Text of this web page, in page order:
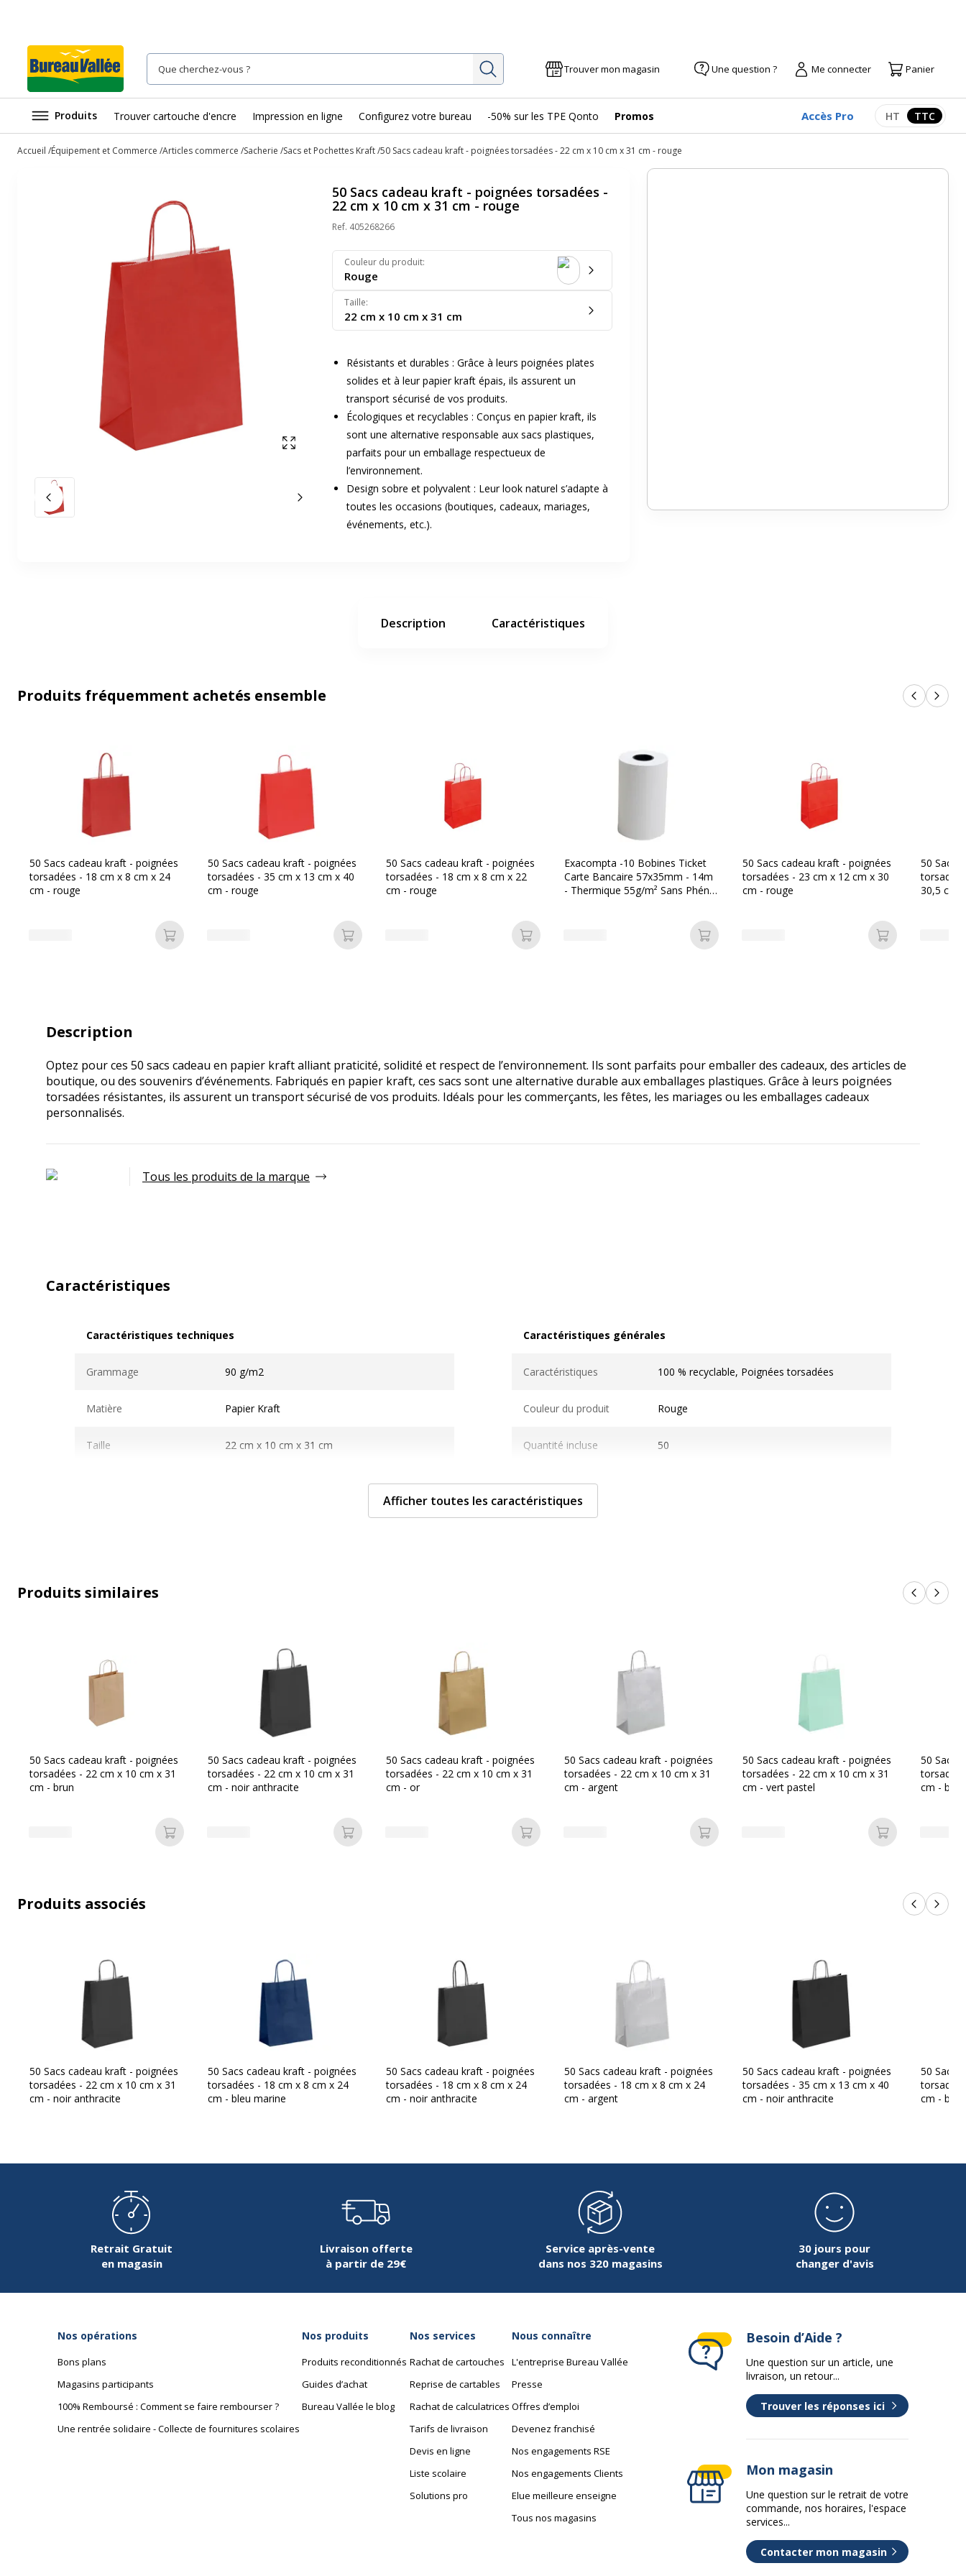
Rechercher Trouver mon magasin Une question ? Me connecter Panier
Produits Trouver cartouche d'encre Impression en ligne Configurez votre bureau -50% sur les TPE Qonto Promos Accès Pro Afficher les
HT TTC
Accueil Équipement et Commerce Articles commerce Sacherie Sacs et Pochettes Kraft 50 Sacs cadeau kraft - poignées torsadées - 22 cm x 10 cm x 31 cm - rouge
Afficher en plein écran
Slide précédent Slide suivant
50 Sacs cadeau kraft - poignées torsadées -
22 cm x 10 cm x 31 cm - rouge
Ref. 405268266
Couleur du produit:
Rouge
Taille:
22 cm x 10 cm x 31 cm
Résistants et durables : Grâce à leurs poignées plates
solides et à leur papier kraft épais, ils assurent un
transport sécurisé de vos produits.
Écologiques et recyclables : Conçus en papier kraft, ils
sont une alternative responsable aux sacs plastiques,
parfaits pour un emballage respectueux de
l’environnement.
Design sobre et polyvalent : Leur look naturel s’adapte à
toutes les occasions (boutiques, cadeaux, mariages,
événements, etc.).
Description Caractéristiques
Produits fréquemment achetés ensemble Produits
50 Sacs cadeau kraft - poignées
torsadées - 18 cm x 8 cm x 24
cm - rouge
Ajouter au panier
50 Sacs cadeau kraft - poignées
torsadées - 35 cm x 13 cm x 40
cm - rouge
Ajouter au panier
50 Sacs cadeau kraft - poignées
torsadées - 18 cm x 8 cm x 22
cm - rouge
Ajouter au panier
Exacompta -10 Bobines Ticket
Carte Bancaire 57x35mm - 14m
- Thermique 55g/m² Sans Phénol
Ajouter au panier
50 Sacs cadeau kraft - poignées
torsadées - 23 cm x 12 cm x 30
cm - rouge
Ajouter au
50 Sacs
30,5 cm
Description
Optez pour ces 50 sacs cadeau en papier kraft alliant praticité, solidité et respect de l’environnement. Ils sont parfaits pour emballer des cadeaux, des articles de
boutique, ou des souvenirs d’événements. Fabriqués en papier kraft, ces sacs sont une alternative durable aux emballages plastiques. Grâce à leurs poignées
torsadées résistantes, ils assurent un transport sécurisé de vos produits. Idéals pour les commerçants, les fêtes, les mariages ou les emballages cadeaux
personnalisés.
Tous les produits de la marque
Caractéristiques
Caractéristiques techniques
Grammage 90 g/m2
Matière Papier Kraft
Taille 22 cm x 10 cm x 31 cm
Caractéristiques générales
Caractéristiques 100 % recyclable, Poignées torsadées
Couleur du produit Rouge
Quantité incluse 50
Type de produit
Caractéristiques environnementales
Référence produit fabricant 098552-36
Dimensions et poids
Afficher toutes les caractéristiques
Produits similaires Produits
50 Sacs cadeau kraft - poignées
torsadées - 22 cm x 10 cm x 31
cm - brun
Ajouter au panier
50 Sacs cadeau kraft - poignées
torsadées - 22 cm x 10 cm x 31
cm - noir anthracite
Ajouter au panier
50 Sacs cadeau kraft - poignées
torsadées - 22 cm x 10 cm x 31
cm - or
Ajouter au panier
50 Sacs cadeau kraft - poignées
torsadées - 22 cm x 10 cm x 31
cm - argent
Ajouter au panier
50 Sacs cadeau kraft - poignées
torsadées - 22 cm x 10 cm x 31
cm - vert pastel
Ajouter au
50 Sacs
cm -
Produits associés Produits
50 Sacs cadeau kraft - poignées
torsadées - 22 cm x 10 cm x 31
cm - noir anthracite
50 Sacs cadeau kraft - poignées
torsadées - 18 cm x 8 cm x 24
cm - bleu marine
50 Sacs cadeau kraft - poignées
torsadées - 18 cm x 8 cm x 24
cm - noir anthracite
50 Sacs cadeau kraft - poignées
torsadées - 18 cm x 8 cm x 24
cm - argent
50 Sacs cadeau kraft - poignées
torsadées - 35 cm x 13 cm x 40
cm - noir anthracite
50 Sacs
cm - brun
Retrait Gratuit
en magasin
Livraison offerte
à partir de 29€
Service après-vente
dans nos 320 magasins
30 jours pour
changer d'avis
Nos opérations
Bons plans
Magasins participants
100% Remboursé : Comment se faire rembourser ?
Une rentrée solidaire - Collecte de fournitures scolaires
Nos produits
Produits reconditionnés
Guides d’achat
Bureau Vallée le blog
Nos services
Rachat de cartouches
Reprise de cartables
Rachat de calculatrices
Tarifs de livraison
Devis en ligne
Liste scolaire
Solutions pro
Nous connaître
L'entreprise Bureau Vallée
Presse
Offres d’emploi
Devenez franchisé
Nos engagements RSE
Nos engagements Clients
Elue meilleure enseigne
Tous nos magasins
Besoin d’Aide ?
Une question sur un article, une
livraison, un retour...
Trouver les réponses ici
Mon magasin
Une question sur le retrait de votre
commande, nos horaires, l'espace
services...
Contacter mon magasin